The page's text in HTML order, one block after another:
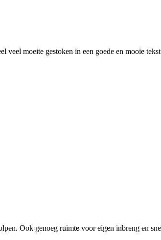
veel moeite gestoken in een goede en mooie
Ook genoeg ruimte voor eigen inbreng en